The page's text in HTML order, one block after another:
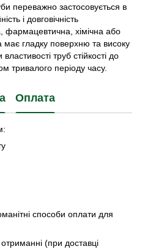
переважно застосовується в
і довговічність
фармацевтична, хімічна або
гладку поверхню та високу
труб стійкості до
тривалого періоду часу.
Оплата
способи оплати для
(при доставці